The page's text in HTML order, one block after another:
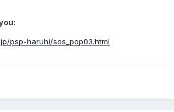
psp-haruhi/sos_pop03.html